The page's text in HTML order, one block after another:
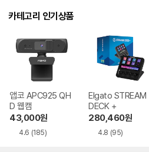
카테고리 인기상품
앱코 APC925 QH
D 웹캠
43,000원
4.6 (185)
Elgato STREAM
DECK +
280,460원
4.8 (95)